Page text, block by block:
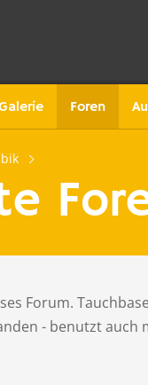
Foren
Forum.
- benutzt auch